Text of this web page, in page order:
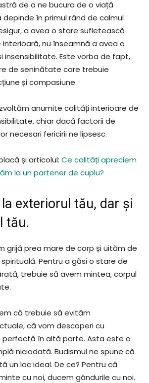
de a ne bucura de o viață
în primul rând de calmul
a avea o stare sufletească
nu înseamnă a avea o
insensibilitate. Este vorba de fapt,
de seninătate care trebuie
și compasiune.
anumite calități interioare de
chiar dacă factorii de
necesari fericirii ne lipsesc.
și articolul: Ce calități apreciem
la un partener de cuplu?
exteriorul tău, dar și
tău.
grijă prea mare de corp și uităm de
Pentru a găsi o stare de
trebuie să avem mintea, corpul
că trebuie să evităm
că vom descoperi cu
perfectă în altă parte. Asta este o
niciodată. Budismul ne spune că
un loc ideal. De ce? Pentru că
cu noi, ducem gândurile cu noi.